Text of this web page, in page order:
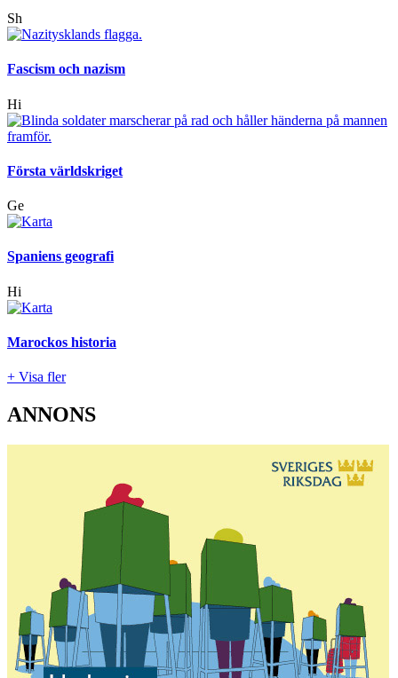
Sh
Fascism och nazism
Hi
Första världskriget
Ge
Spaniens geografi
Hi
Marockos historia
+ Visa fler
ANNONS